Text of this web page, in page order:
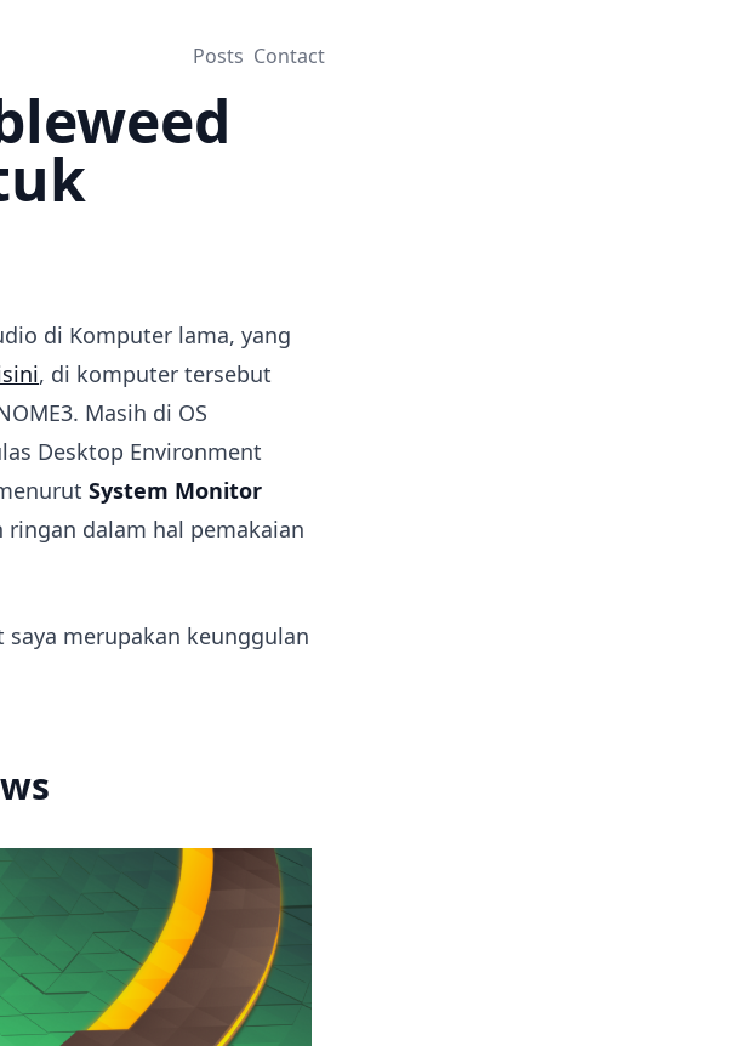
Posts Contact
di Komputer lama, yang
, di komputer tersebut
Masih di OS
Desktop Environment
System Monitor
ringan dalam hal pemakaian
merupakan keunggulan